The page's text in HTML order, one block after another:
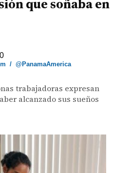
que soñaba en
/@PanamaAmerica
trabajadoras expresan
alcanzado sus sueños